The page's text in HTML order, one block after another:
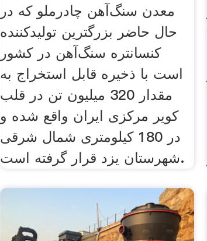
معدن سنگ‌آهن چادرملو که در
حال حاضر بزرگترين توليدکننده
کنسانتره سنگ‌آهن در کشور
است با ذخيره قابل استخراج به
مقدار 320 ميليون تن در قلب
کوير مرکزی ايران واقع شده و
در 180 کيلومتری شمال شرقی
شهرستان يزد قرار گرفته است.